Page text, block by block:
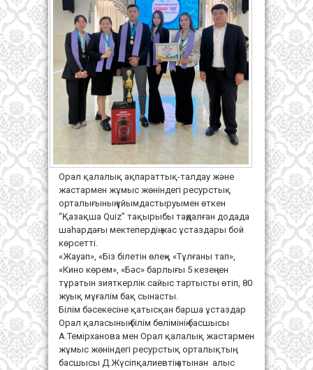
Орал қалалық ақпараттық-талдау және
жастармен жұмыс жөніндегі ресурстық
орталығының ұйымдастыруымен өткен
“Қазақша Quiz” тақырыбы таңдалған додада
шаһардағы мектепердің жас ұстаздары бой
көрсетті.
«Жауап», «Біз білетін өлең», «Тұлғаны тап»,
«Кино көрем», «Бәс» барлығы 5 кезеңнен
тұратын зияткерлік сайыс тартысты өтіп, 80
жуық мұғалім бақ сынасты.
Білім бәсекесіне қатысқан барша ұстаздар
Орал қаласының білім бөлімінің басшысы
А.Темірханова мен Орал қалалық жастармен
жұмыс жөніндегі ресурстық орталықтың
басшысы Д.Жүсіпқалиевтің атынан алыс